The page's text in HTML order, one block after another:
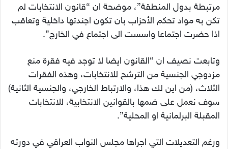
مرتبطة بدول المنطقة”، موضحة ان “قانون الانتخابات لم
تكن به مواد تحكم الأحزاب بان تكون اجندتها داخلية وتعاقب
اذا حضرت اجتماعا واسست الى اجتماع في الخارج”.
وتابعت نصيف ان “القانون ايضا لا توجد فيه فقرة منع
مزدوجي الجنسية من الترشح للانتخابات، وهذه الفقرات
الثلاث، (من اين لك هذا، والارتباط الخارجي، والجنسية الثانية)
سوف نعمل على ضمها بالقوانين الانتخابية، للانتخابات
المقبلة البرلمانية او المحلية”.
ورغم التعديلات التي اجراها مجلس النواب العراقي في دورته